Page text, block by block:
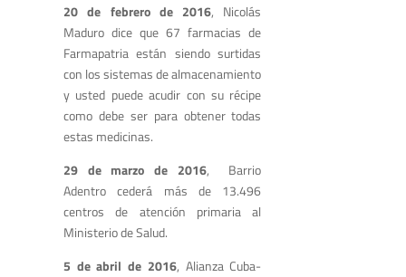
20 de febrero de 2016, Nicolás
Maduro dice que 67 farmacias de
Farmapatria están siendo surtidas
con los sistemas de almacenamiento
y usted puede acudir con su récipe
como debe ser para obtener todas
estas medicinas.
29 de marzo de 2016, Barrio
Adentro cederá más de 13.496
centros de atención primaria al
Ministerio de Salud.
5 de abril de 2016, Alianza Cuba-